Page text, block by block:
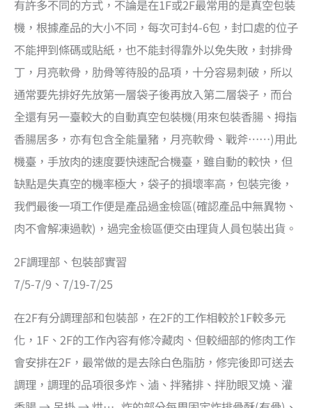
有許多不同的方式，不論是在1F或2F最常用的是真空包裝
機，根據產品的大小不同，每次可封4-6包，封口處的位子
不能押到條碼或貼紙，也不能封得靠外以免失敗，封排骨
丁，月亮軟骨，肋骨等待股的品項，十分容易刺破，所以
通常要先排好先放第一層袋子後再放入第二層袋子，而台
全還有另一臺較大的自動真空包裝機(用來包裝香腸、拇指
香腸居多，亦有包含全能量豬，月亮軟骨、戰斧……)用此
機臺，手放肉的速度要快速配合機臺，雖自動的較快，但
缺點是失真空的機率極大，袋子的損壞率高，包裝完後，
我們最後一項工作便是產品過金檢區(確認產品中無異物、
肉不會解凍過軟)，過完金檢區便交由理貨人員包裝出貨。
2F調理部、包裝部實習
7/5-7/9、7/19-7/25
在2F有分調理部和包裝部，在2F的工作相較於1F較多元
化，1F、2F的工作內容有修冷藏肉、但較細部的修肉工作
會安排在2F，最常做的是去除白色脂肪，修完後即可送去
調理，調理的品項很多炸、滷、拌豬排、拌肋眼叉燒、灌